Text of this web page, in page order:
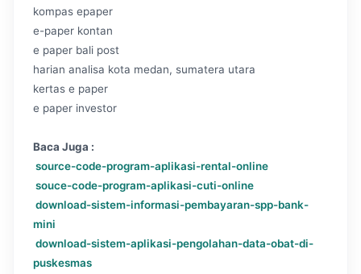
kompas epaper
e-paper kontan
e paper bali post
harian analisa kota medan, sumatera utara
kertas e paper
e paper investor
Baca Juga :
source-code-program-aplikasi-rental-online
souce-code-program-aplikasi-cuti-online
download-sistem-informasi-pembayaran-spp-bank-
mini
download-sistem-aplikasi-pengolahan-data-obat-di-
puskesmas